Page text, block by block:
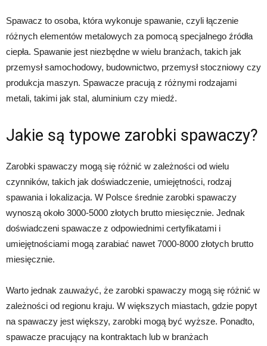
Spawacz to osoba, która wykonuje spawanie, czyli łączenie
różnych elementów metalowych za pomocą specjalnego źródła
ciepła. Spawanie jest niezbędne w wielu branżach, takich jak
przemysł samochodowy, budownictwo, przemysł stoczniowy czy
produkcja maszyn. Spawacze pracują z różnymi rodzajami
metali, takimi jak stal, aluminium czy miedź.
Jakie są typowe zarobki spawaczy?
Zarobki spawaczy mogą się różnić w zależności od wielu
czynników, takich jak doświadczenie, umiejętności, rodzaj
spawania i lokalizacja. W Polsce średnie zarobki spawaczy
wynoszą około 3000-5000 złotych brutto miesięcznie. Jednak
doświadczeni spawacze z odpowiednimi certyfikatami i
umiejętnościami mogą zarabiać nawet 7000-8000 złotych brutto
miesięcznie.
Warto jednak zauważyć, że zarobki spawaczy mogą się różnić w
zależności od regionu kraju. W większych miastach, gdzie popyt
na spawaczy jest większy, zarobki mogą być wyższe. Ponadto,
spawacze pracujący na kontraktach lub w branżach